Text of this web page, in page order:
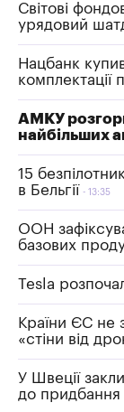
Світові
урядовий
Нацбанк
комплектації
АМКУ
найбільших
15
в Бельгії
13:35
ООН
базових
Tesla
Країни ЄС не
«стіни від
У Швеції
до придбання